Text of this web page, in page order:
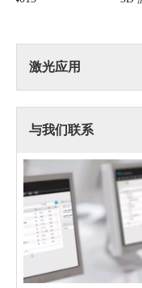
激光应用
与我们联系